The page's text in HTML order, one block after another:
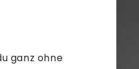
ganz ohne